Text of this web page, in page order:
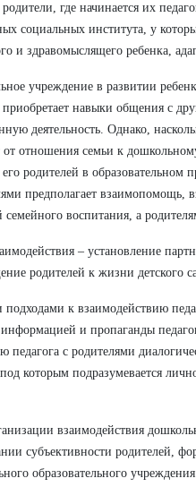
родители, где начинается их
социальных института, у
и здравомыслящего ребенка,
учреждение в развитии
навыки общения с
деятельность. Однако,
от отношения семьи к
его родителей в
предполагает взаимопомощь,
семейного воспитания, а
– установление
родителей к жизни детского
к взаимодействию
и пропаганды
педагога с родителями
которым подразумевается
взаимодействия
субъективности родителей,
образовательного